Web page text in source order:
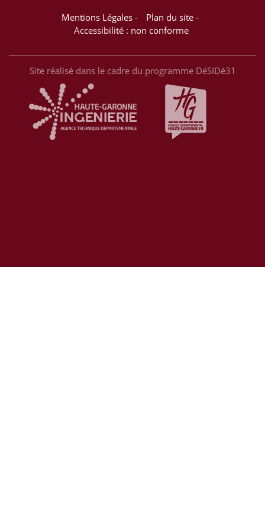
Mentions Légales- Plan du site-
Accessibilité : non conforme
Site réalisé dans le cadre du programme DéSIDé31